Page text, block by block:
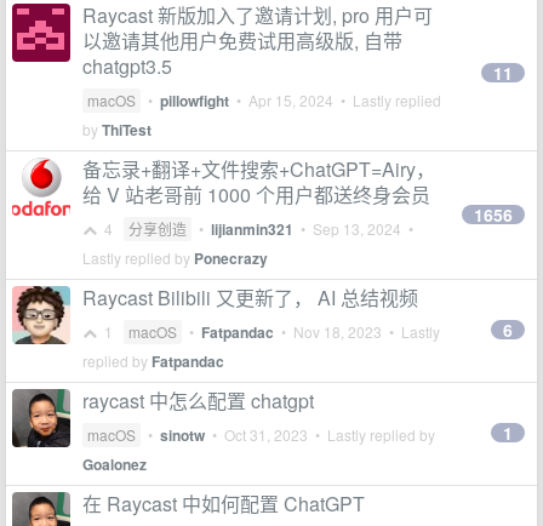
Raycast 新版加入了邀请计划, pro 用户可
以邀请其他用户免费试用高级版, 自带
chatgpt3.5
macOS • pillowfight • Apr 15, 2024 • Lastly replied
byThiTest
11
备忘录+翻译+文件搜索+ChatGPT=Airy，
给 V 站老哥前 1000 个用户都送终身会员
4 分享创造 • lijianmin321 • Sep 13, 2024 •
Lastly replied by Ponecrazy
1656
Raycast Bilibili 又更新了， AI 总结视频
1 macOS • Fatpandac • Nov 18, 2023 • Lastly
replied by Fatpandac
6
raycast 中怎么配置 chatgpt
macOS • sinotw • Oct 31, 2023 • Lastly replied by
Goalonez
1
在 Raycast 中如何配置 ChatGPT